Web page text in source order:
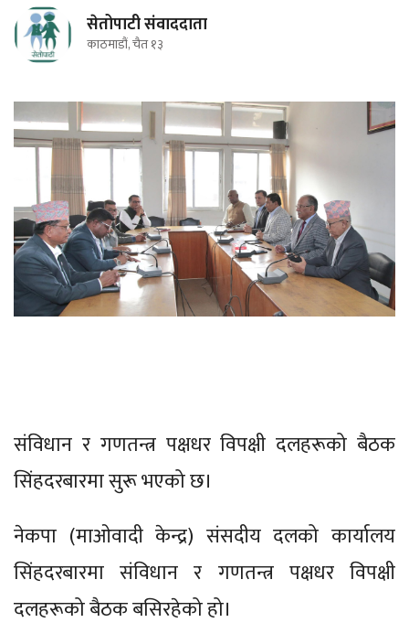
सेतोपाटी संवाददाता
काठमाडौं, चैत १३
संविधान र गणतन्त्र पक्षधर विपक्षी दलहरूको बैठक
सिंहदरबारमा सुरू भएको छ।
नेकपा (माओवादी केन्द्र) संसदीय दलको कार्यालय
सिंहदरबारमा संविधान र गणतन्त्र पक्षधर विपक्षी
दलहरूको बैठक बसिरहेको हो।